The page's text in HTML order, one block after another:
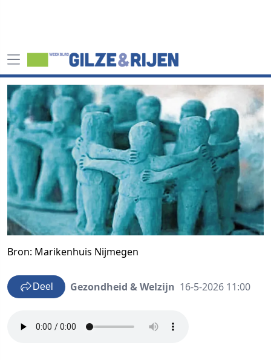
Bron: Marikenhuis Nijmegen
Deel Gezondheid & Welzijn 16-5-2026 11:00